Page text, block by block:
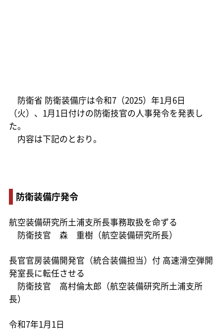
防衛省 防衛装備庁は令和7（2025）年1月6日
（火）、1月1日付けの防衛技官の人事発令を発表し
た。
内容は下記のとおり。
防衛装備庁発令
航空装備研究所土浦支所長事務取扱を命ずる
防衛技官 森 重樹（航空装備研究所長）
長官官房装備開発官（統合装備担当）付 高速滑空弾開
発室長に転任させる
防衛技官 高村倫太郎（航空装備研究所土浦支所
長）
令和7年1月1日